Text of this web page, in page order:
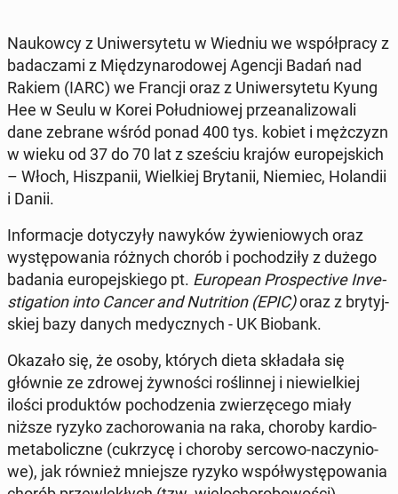
Na­ukow­cy z Uni­wer­sy­te­tu w Wiedniu we współ­pra­cy z
ba­da­cza­mi z Mię­dzy­na­ro­do­wej Agencji Badań nad
Rakiem (IARC) we Francji oraz z Uni­wer­sy­te­tu Kyung
Hee w Seulu w Korei Po­łu­dnio­wej prze­ana­li­zo­wa­li
dane zebrane wśród ponad 400 tys. kobiet i męż­czyzn
w wieku od 37 do 70 lat z sześciu krajów eu­ro­pej­skich
– Włoch, Hisz­pa­nii, Wiel­kiej Bry­ta­nii, Niemiec, Ho­lan­dii
i Danii.
In­for­ma­cje do­ty­czy­ły nawyków ży­wie­nio­wych oraz
wy­stę­po­wa­nia różnych chorób i po­cho­dzi­ły z dużego
badania eu­ro­pej­skie­go pt. Eu­ro­pe­an Pro­spec­ti­ve In­ve­
sti­ga­tion into Cancer and Nu­tri­tion (EPIC)oraz z bry­tyj­
skiej bazy danych me­dycz­nych - UK Biobank.
Okazało się, że osoby, których dieta skła­da­ła się
głównie ze zdrowej żyw­no­ści ro­ślin­nej i nie­wiel­kiej
ilości pro­duk­tów po­cho­dze­nia zwie­rzę­ce­go miały
niższe ryzyko za­cho­ro­wa­nia na raka, choroby kar­dio­
me­ta­bo­licz­ne (cu­krzy­cę i choroby sercowo-na­czy­nio­
we), jak również mniej­sze ryzyko współ­wy­stę­po­wa­nia